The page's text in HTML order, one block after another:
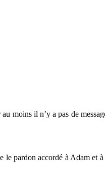
moins il n’y a pas de
pardon accordé à Adam et